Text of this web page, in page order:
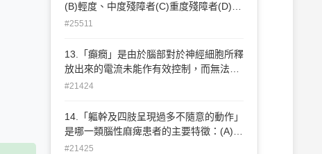
(B)輕度、中度殘障者(C)重度殘障者(D)所
有殘障者。
#25511
13.「癲癇」是由於腦部對於神經細胞所釋
放出來的電流未能作有效控制，而無法有
效控制肌肉、感覺、意識、思考的肢體障
#21424
14.「軀幹及四肢呈現過多不隨意的動作」
是哪一類腦性麻痺患者的主要特徵：(A)痙
攣型(B)手足徐動型(C)運動失調型(D)混合
#21425